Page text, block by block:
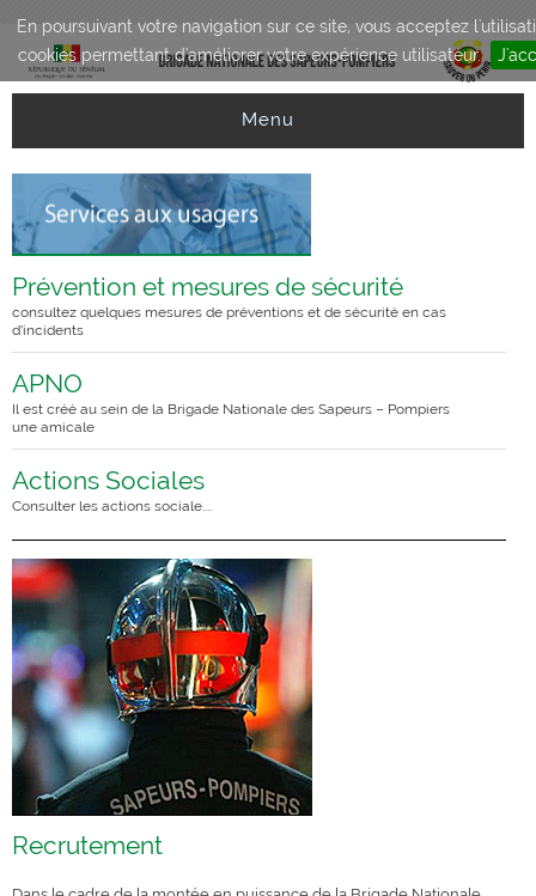
En poursuivant votre navigation sur ce site, vous acceptez
cookies permettant d'améliorer votre expérience utilisateur.
Menu
Prévention et mesures de sécurité
consultez quelques mesures de préventions et de sécurité en cas
d’incidents
APNO
Il est créé au sein de la Brigade Nationale des Sapeurs – Pompiers
une amicale
Actions Sociales
Consulter les actions sociale....
Recrutement